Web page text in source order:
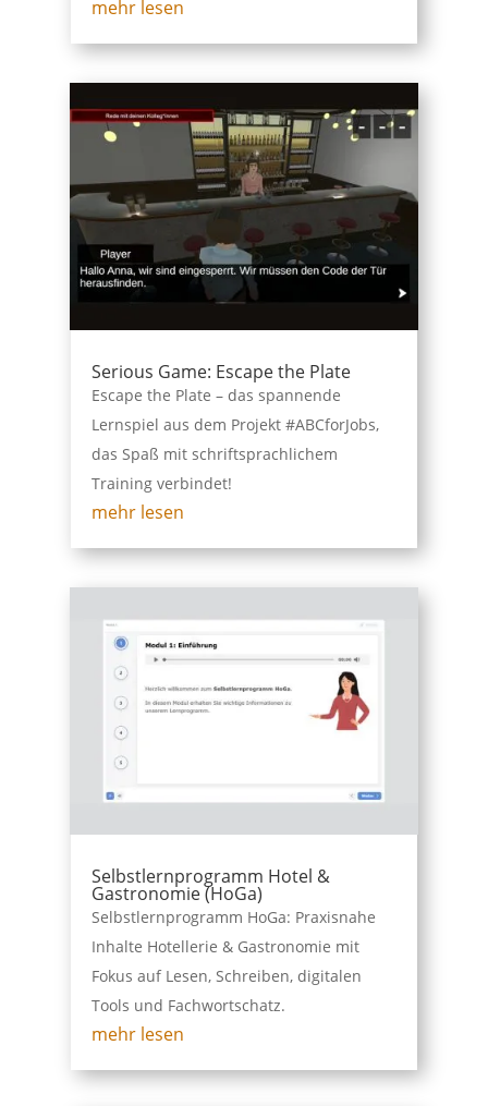
mehr lesen
Serious Game: Escape the Plate
Escape the Plate – das spannende
Lernspiel aus dem Projekt #ABCforJobs,
das Spaß mit schriftsprachlichem
Training verbindet!
mehr lesen
Selbstlernprogramm Hotel &
Gastronomie (HoGa)
Selbstlernprogramm HoGa: Praxisnahe
Inhalte Hotellerie & Gastronomie mit
Fokus auf Lesen, Schreiben, digitalen
Tools und Fachwortschatz.
mehr lesen